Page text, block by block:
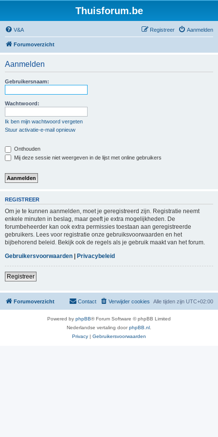
Thuisforum.be
V&A Aanmelden
Registreer
Forumoverzicht
Aanmelden
Gebruikersnaam:
Wachtwoord:
Ik ben mijn wachtwoord vergeten
Stuur activatie-e-mail opnieuw
Onthouden
Mij deze sessie niet weergeven in de lijst met online gebruikers
REGISTREER
Om je te kunnen aanmelden, moet je geregistreerd zijn. Registratie neemt
enkele minuten in beslag, maar geeft je extra mogelijkheden. De
forumbeheerder kan ook extra permissies toestaan aan geregistreerde
gebruikers. Lees voor registratie onze gebruiksvoorwaarden en het
bijbehorend beleid. Bekijk ook de regels als je gebruik maakt van het forum.
Gebruikersvoorwaarden | Privacybeleid
Registreer
Forumoverzicht Alle tijden zijn UTC+02:00
Verwijder cookies
Contact
Powered by phpBB® Forum Software © phpBB Limited
Nederlandse vertaling doorphpBB.nl
Privacy | Gebruikersvoorwaarden